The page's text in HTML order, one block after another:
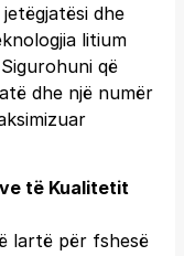
dhe
litium
që
dhe një numër
të Kualitetit
lartë për fshesë